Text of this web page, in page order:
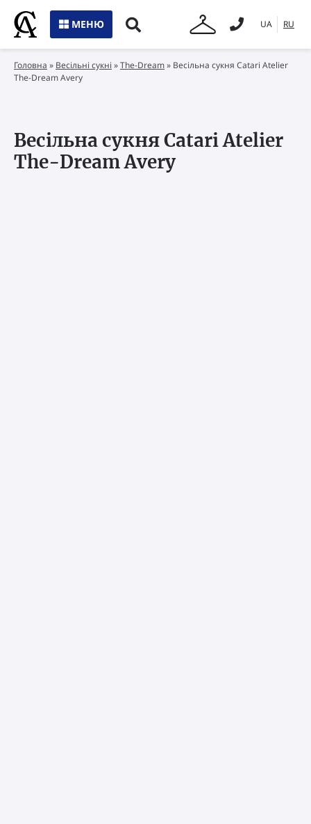
МЕНЮ UA RU
Головна » Весільні сукні »The-Dream» Весільна сукня Catari Atelier
The-Dream Avery
Весільна сукня Catari Atelier
The-Dream Avery